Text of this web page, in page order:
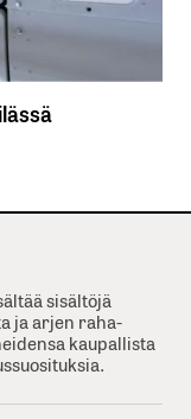
sisältöjä
ja arjen raha-
kaupallista